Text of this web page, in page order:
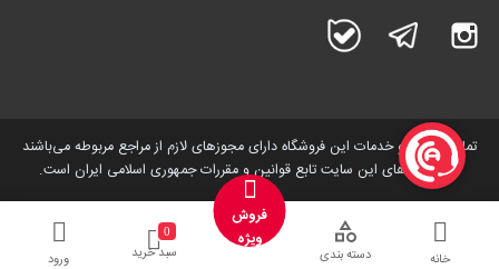
اینستاگرام تلگرام
تمامی کالاها و خدمات این فروشگاه دارای مجوز‌های لازم از مراجع مربوطه می‌باشند
و فعالیت های این سایت تابع قوانین و مقررات جمهوری اسلامی ایران است.
خانه دسته بندی
فروش
ویژه
0
سبد خرید ورود